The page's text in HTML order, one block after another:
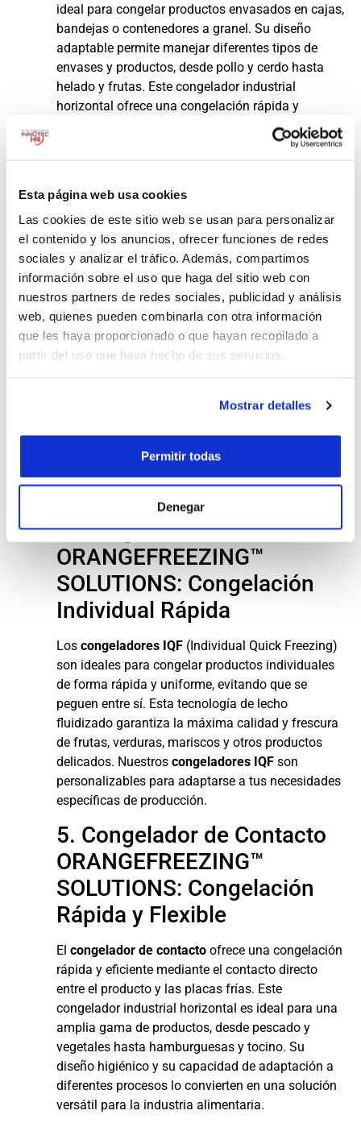
Esta página web usa cookies
Las cookies de este sitio web se usan para personalizar
el contenido y los anuncios, ofrecer funciones de redes
sociales y analizar el tráfico. Además, compartimos
información sobre el uso que haga del sitio web con
nuestros partners de redes sociales, publicidad y análisis
web, quienes pueden combinarla con otra información
que les haya proporcionado o que hayan recopilado a
partir del uso que haya hecho de sus servicios.
Mostrar detalles
Permitir todas
Denegar
ideal para congelar productos envasados en cajas,
bandejas o contenedores a granel. Su diseño
adaptable permite manejar diferentes tipos de
envases y productos, desde pollo y cerdo hasta
helado y frutas. Este congelador industrial
horizontal ofrece una congelación rápida y
uniforme, minimizando la pérdida de peso y
garantizando la calidad de tus productos.
(de Alto Impacto)
ORANGEFREEZING™:
Congelación Ultrarrápida
para Productos Planos
Elcongelador impingemento de alto impacto es
la alternativa perfecta a la congelación criogénica,
ofreciendo una congelación ultrarrápida a un
aire de alta velocidad congela productos planos
cuestión de minutos, preservando su frescura y
textura. Este congelador industrial es ideal para
producciones de alto volumen que requieren una
4. Congeladores IQF
ORANGEFREEZING™
SOLUTIONS: Congelación
Individual Rápida
Los congeladores IQF (Individual Quick Freezing)
son ideales para congelar productos individuales
de forma rápida y uniforme, evitando que se
peguen entre sí. Esta tecnología de lecho
fluidizado garantiza la máxima calidad y frescura
de frutas, verduras, mariscos y otros productos
delicados. Nuestros congeladores IQF son
personalizables para adaptarse a tus necesidades
específicas de producción.
5. Congelador de Contacto
ORANGEFREEZING™
SOLUTIONS: Congelación
Rápida y Flexible
El congelador de contacto ofrece una congelación
rápida y eficiente mediante el contacto directo
entre el producto y las placas frías. Este
congelador industrial horizontal es ideal para una
amplia gama de productos, desde pescado y
vegetales hasta hamburguesas y tocino. Su
diseño higiénico y su capacidad de adaptación a
diferentes procesos lo convierten en una solución
versátil para la industria alimentaria.